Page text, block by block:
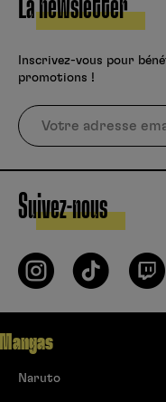
La newsletter
Inscrivez-vous pour
promotions !
Suivez-nous
Mangas
Naruto